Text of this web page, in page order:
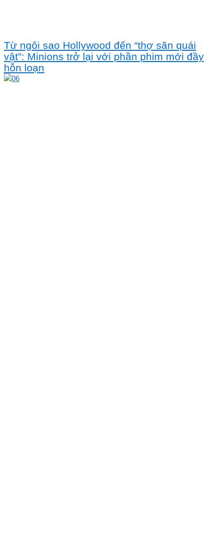
Từ ngôi sao Hollywood đến “thợ săn quái
vật”: Minions trở lại với phần phim mới đầy
hỗn loạn